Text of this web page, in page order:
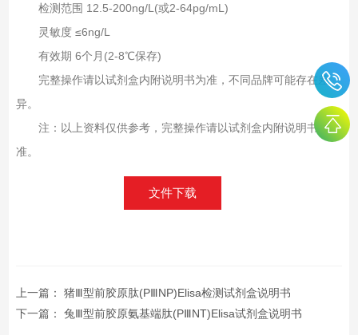
检测范围 12.5-200ng/L(或2-64pg/mL)
灵敏度 ≤6ng/L
有效期 6个月(2-8℃保存)
完整操作请以试剂盒内附说明书为准，不同品牌可能存在差
异。
注：以上资料仅供参考，完整操作请以试剂盒内附说明书为
准。
文件下载
上一篇： 猪Ⅲ型前胶原肽(PⅢNP)Elisa检测试剂盒说明书
下一篇： 兔Ⅲ型前胶原氨基端肽(PⅢNT)Elisa试剂盒说明书